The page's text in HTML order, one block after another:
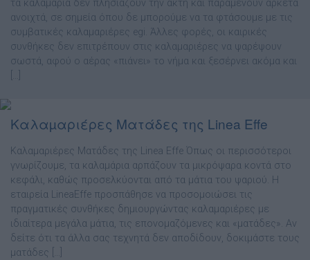
τα καλαµάρια δεν πλησιάζουν την ακτή και παραµένουν αρκετά
ανοιχτά, σε σηµεία όπου δε µπορούµε να τα φτάσουµε µε τις
συµβατικές καλαµαριέρες egi. Άλλες φορές, οι καιρικές
συνθήκες δεν επιτρέπουν στις καλαµαριέρες να ψαρέψουν
σωστά, αφού ο αέρας «πιάνει» το νήµα και ξεσέρνει ακόµα και
Καλαµαριέρες Ματάδες της Linea Effe
Καλαµαριέρες Ματάδες της Linea Effe Όπως οι περισσότεροι
γνωρίζουµε, τα καλαµάρια αρπάζουν τα µικρόψαρα κοντά στο
κεφάλι, καθώς προσελκύονται από τα µάτια του ψαριού. Η
εταιρεία LineaEffe προσπάθησε να προσοµοιώσει τις
πραγµατικές συνθήκες δηµιουργώντας καλαµαριέρες µε
ιδιαίτερα µεγάλα µάτια, τις επονοµαζόµενες και «µατάδες». Αν
δείτε ότι τα άλλα σας τεχνητά δεν αποδίδουν, δοκιµάστε τους
µατάδες […]